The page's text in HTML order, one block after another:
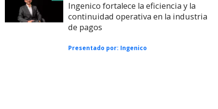
Ingenico fortalece la eficiencia y la
continuidad operativa en la industria
de pagos
Presentado por: Ingenico